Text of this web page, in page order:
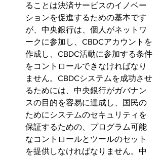
ることは決済サービスのイノベー
ションを促進するための基本です
が、中央銀行は、個人がネットワ
ークに参加し、CBDCアカウントを
作成し、CBDC活動に参加する条件
をコントロールできなければなり
ません。CBDCシステムを成功させ
るためには、中央銀行がガバナン
スの目的を容易に達成し、国民の
ためにシステムのセキュリティを
保証するための、プログラム可能
なコントロールとツールのセット
を提供しなければなりません。中